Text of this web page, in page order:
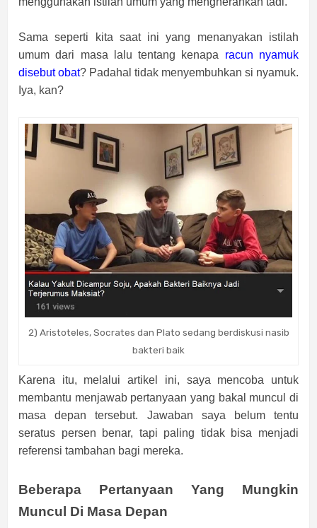
Sama seperti kita saat ini yang menanyakan istilah
umum dari masa lalu tentang kenapa racun nyamuk
disebut obat? Padahal tidak menyembuhkan si nyamuk.
Iya, kan?
2) Aristoteles, Socrates dan Plato sedang berdiskusi nasib
bakteri baik
Karena itu, melalui artikel ini, saya mencoba untuk
membantu menjawab pertanyaan yang bakal muncul di
masa depan tersebut. Jawaban saya belum tentu
seratus persen benar, tapi paling tidak bisa menjadi
referensi tambahan bagi mereka.
Beberapa Pertanyaan Yang Mungkin
Muncul Di Masa Depan